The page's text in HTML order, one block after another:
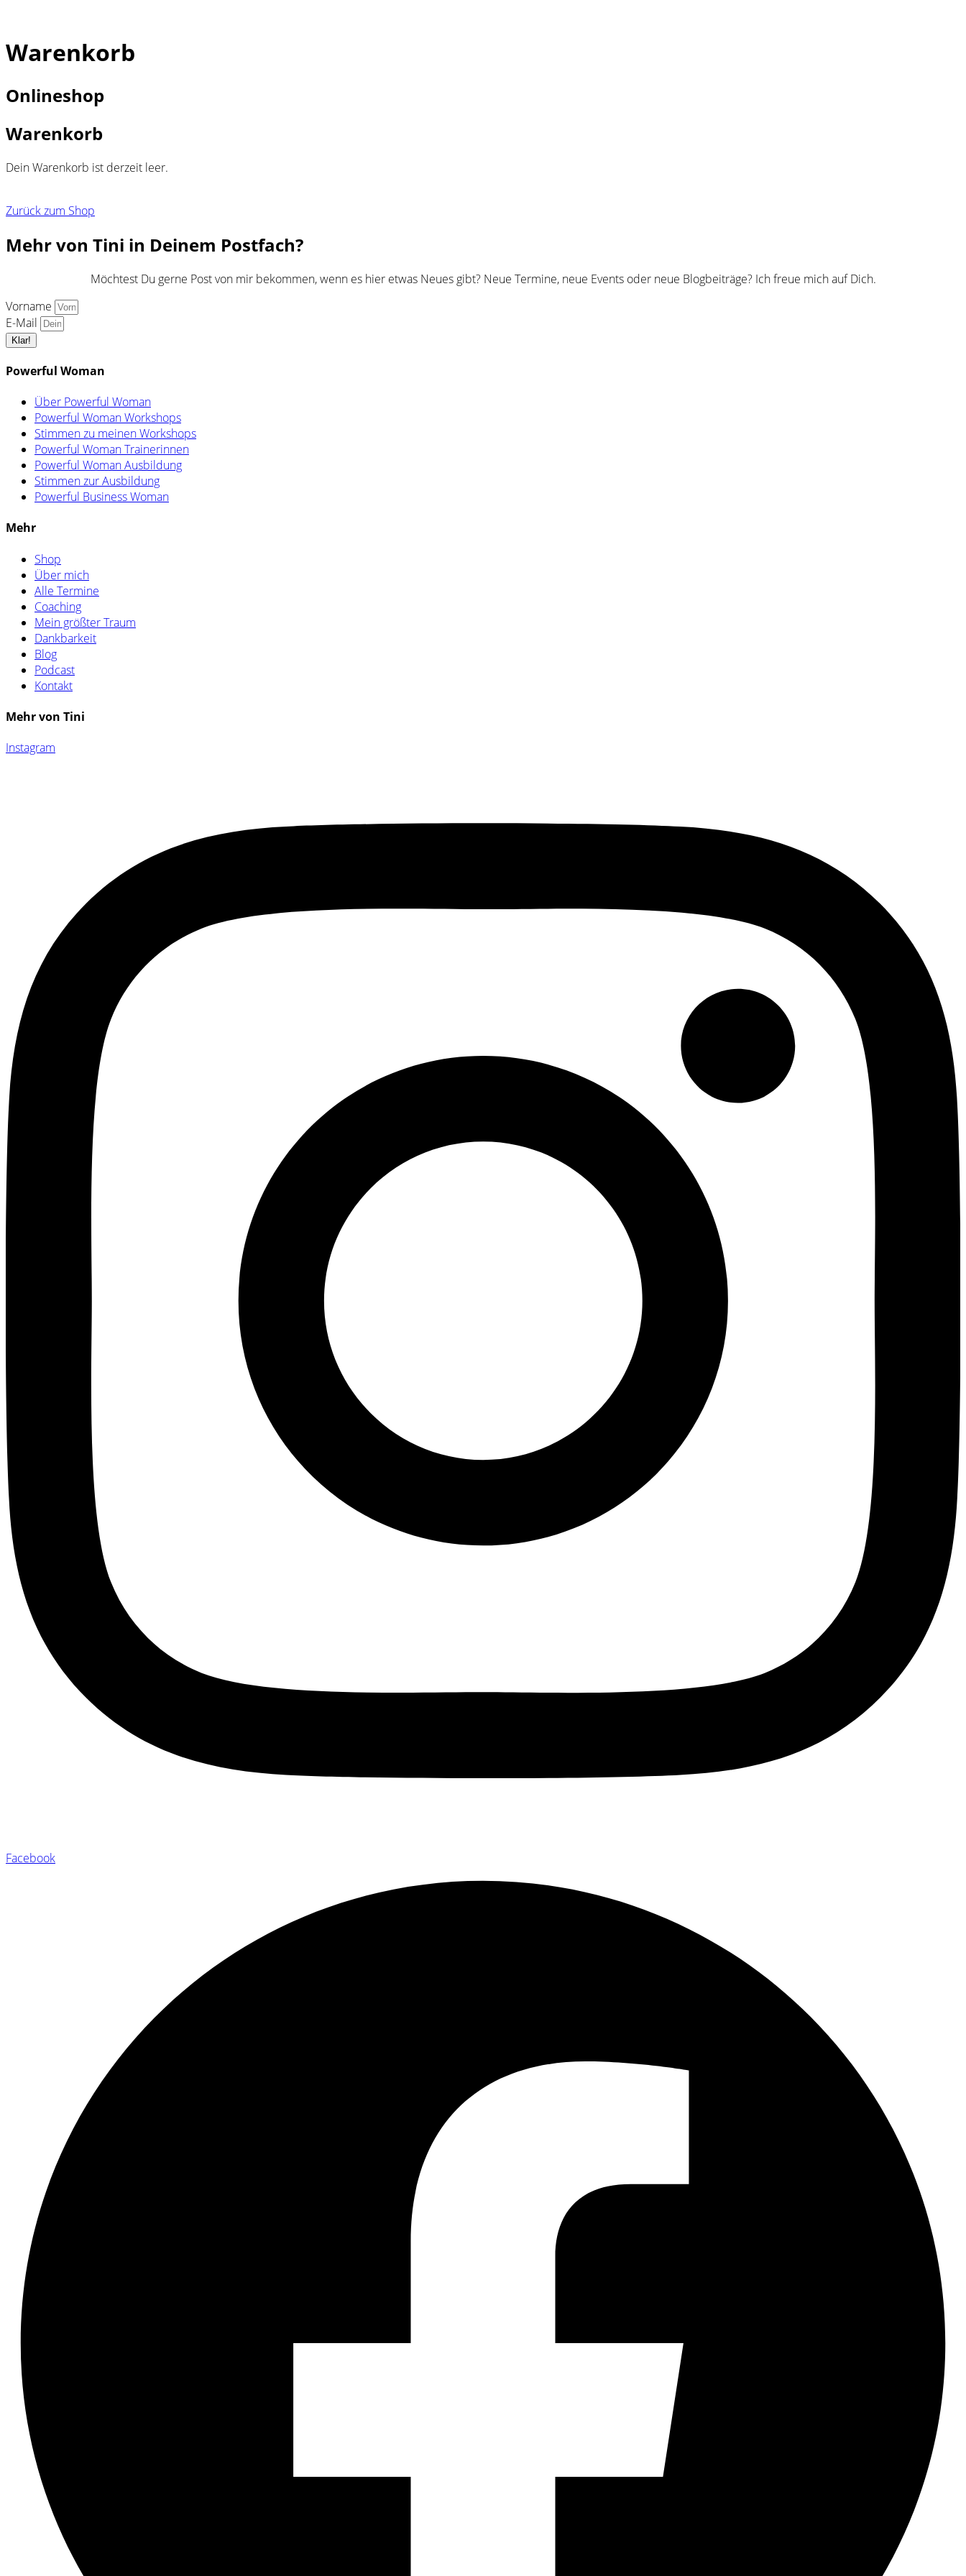
Warenkorb
Onlineshop
Warenkorb
Dein Warenkorb ist derzeit leer.
Zurück zum Shop
Mehr von Tini in Deinem Postfach?
Möchtest Du gerne Post von mir bekommen, wenn es hier etwas Neues gibt? Neue Termine, neue Events oder neue Blogbeiträge? Ich freue mich auf Dich.
Vorname
E-Mail
Klar!
Powerful Woman
Über Powerful Woman
Powerful Woman Workshops
Stimmen zu meinen Workshops
Powerful Woman Trainerinnen
Powerful Woman Ausbildung
Stimmen zur Ausbildung
Powerful Business Woman
Mehr
Shop
Über mich
Alle Termine
Coaching
Mein größter Traum
Dankbarkeit
Blog
Podcast
Kontakt
Mehr von Tini
Instagram
Facebook